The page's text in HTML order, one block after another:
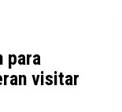
para
visitar